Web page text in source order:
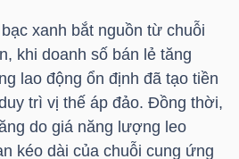
xanh bắt nguồn từ chuỗi
khi doanh số bán lẻ tăng
lao động ổn định đã tạo tiền
trì vị thế áp đảo. Đồng thời,
do giá năng lượng leo
kéo dài của chuỗi cung ứng